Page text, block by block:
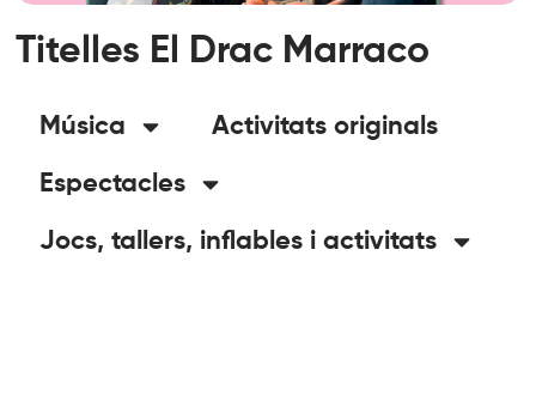
Titelles El Drac Marraco
Música Activitats originals
Espectacles
Jocs, tallers, inflables i activitats